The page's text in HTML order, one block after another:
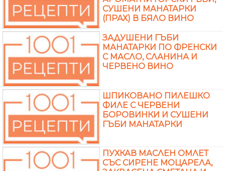
СУШЕНИ МАНАТАРКИ
(ПРАХ) В БЯЛО ВИНО
ЗАДУШЕНИ ГЪБИ
МАНАТАРКИ ПО ФРЕНСКИ
С МАСЛО, СЛАНИНА И
ЧЕРВЕНО ВИНО
ШПИКОВАНО ПИЛЕШКО
ФИЛЕ С ЧЕРВЕНИ
БОРОВИНКИ И СУШЕНИ
ГЪБИ МАНАТАРКИ
ПУХКАВ МАСЛЕН ОМЛЕТ
СЪС СИРЕНЕ МОЦАРЕЛА,